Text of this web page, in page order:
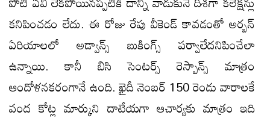
కనిపించడం లేదు. ఈ రోజు రేపు వీకెండ్ కావడంతో అర్బన్
ఏరియాలలో అడ్వాన్స్ బుకింగ్స్ పర్వాలేదనిపించేలా
ఉన్నాయి. కానీ బిసి సెంటర్స్ రెస్పాన్స్ మాత్రం
ఆందోళనకరంగానే ఉంది. ఖైదీ నెంబర్ 150 రెండు వారాలకే
వంద కోట్ల మార్కుని దాటేయగా ఆచార్యకు మాత్రం ఇది